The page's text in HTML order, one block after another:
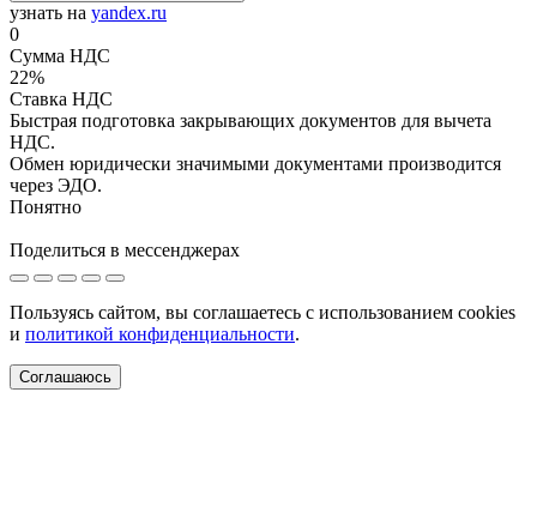
узнать на yandex.ru
0
Сумма НДС
22%
Ставка НДС
Быстрая подготовка закрывающих документов для вычета
НДС.
Обмен юридически значимыми документами производится
через ЭДО.
Понятно
Поделиться в мессенджерах
Пользуясь сайтом, вы соглашаетесь с использованием cookies
и политикой конфиденциальности.
Соглашаюсь